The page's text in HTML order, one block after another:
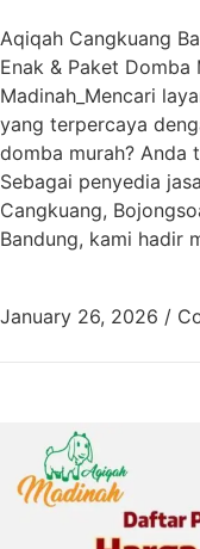
Aqiqah Cangkuang
Enak & Paket
Madinah_Mencari
yang terpercaya
domba murah? Anda
Sebagai penyedia
Cangkuang,
Bandung, kami hadir
January 26, 2026 /